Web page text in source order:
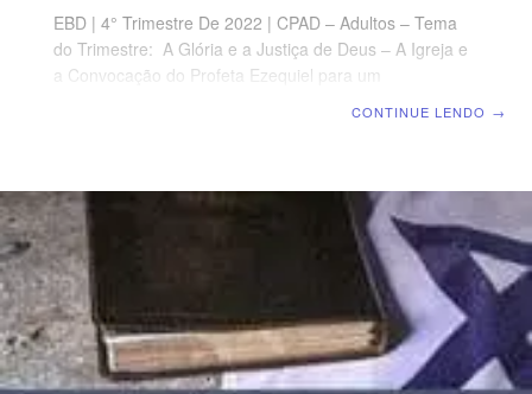
EBD | 4° Trimestre De 2022 | CPAD – Adultos – Tema
do Trimestre: A Glória e a Justiça de Deus – A Igreja e
a Convocação do Profeta Ezequiel para um
cheia da sua glória.” (Is 6.3) VERDADE PRÁTICA O
ultraje à santidade divina traz destruição espiritual. A
santidade de Deus é a expressão máxima
CONTINUE LENDO →